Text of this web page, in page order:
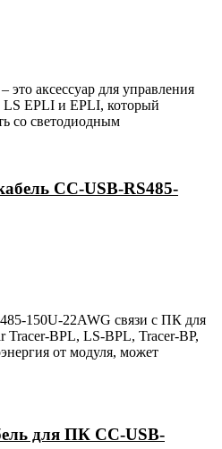
аксессуар для управления
LS EPLI и EPLI, который
со светодиодным
CC-USB-RS485-
150U-22AWG связи с ПК для
Tracer-BPL, LS-BPL, Tracer-BP,
от модуля, может
для ПК CC-USB-